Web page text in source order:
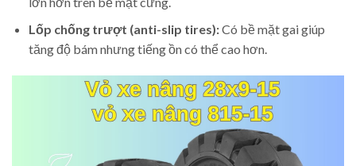
Lốp chống trượt (anti-slip tires):Có bề mặt gai giúp
tăng độ bám nhưng tiếng ồn có thể cao hơn.